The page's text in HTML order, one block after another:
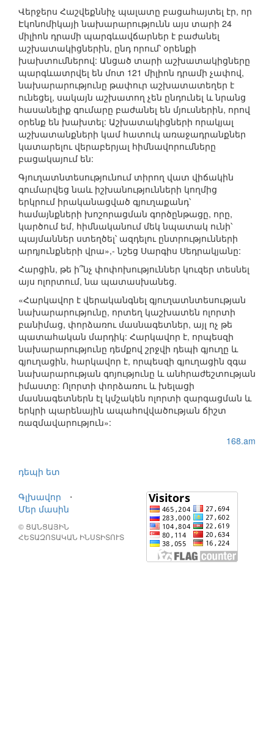
Վերջերս Հաշվեքննիչ պալատը բացահայտել էր, որ
Էկոնոմիկայի նախարարությունն այս տարի 24
միլիոն դրամի պարգևավճարներ է բաժանել
աշխատակիցներին, ընդ որում՝ օրենքի
խախտումներով: Անցած տարի աշխատակիցները
պարգևատրվել են մոտ 121 միլիոն դրամի չափով,
նախարարությունը թափուր աշխատատեղեր է
ունեցել, սակայն աշխատող չեն ընդունել և նրանց
հասանելիք գումարը բաժանել են մյուսներին, որով
օրենք են խախտել: Աշխատակիցների որակյալ
աշխատանքների կամ հատուկ առաջադրանքներ
կատարելու վերաբերյալ հիմնավորումները
բացակայում են:
Գյուղատնտեսությունում տիրող վատ վիճակին
գումարվեց նաև իշխանությունների կողմից
երկրում իրականացված գյուղաքանդ՝
համայնքների խոշորացման գործընթացը, որը,
կարծում եմ, հիմնականում մեկ նպատակ ունի՝
պայմաններ ստեղծել՝ ազդելու ընտրությունների
արդյունքների վրա»,- նշեց Սարգիս Սեդրակյանը:
Հարցին, թե ի՞նչ փոփոխություններ կուզեր տեսնել
այս ոլորտում, նա պատասխանեց.
«Հարկավոր է վերականգնել գյուղատնտեսության
նախարարությունը, որտեղ կաշխատեն ոլորտի
բանիմաց, փորձառու մասնագետներ, այլ ոչ թե
պատահական մարդիկ: Հարկավոր է, որպեսզի
նախարարությունը դեմքով շրջվի դեպի գյուղը և
գյուղացին, հարկավոր է, որպեսզի գյուղացին զգա
նախարարության գոյությունը և անհրաժեշտության
իմաստը: Ոլորտի փորձառու և խելացի
մասնագետներն էլ կմշակեն ոլորտի զարգացման և
երկրի պարենային ապահովվածության ճիշտ
ռազմավարություն»:
168.am
դեպի ետ
Գլխավոր
⋅
Մեր մասին
© ՑԱՆՑԱՅԻՆ
ՀԵՏԱԶՈՏԱԿԱՆ ԻՆՍՏԻՏՈՒՏ